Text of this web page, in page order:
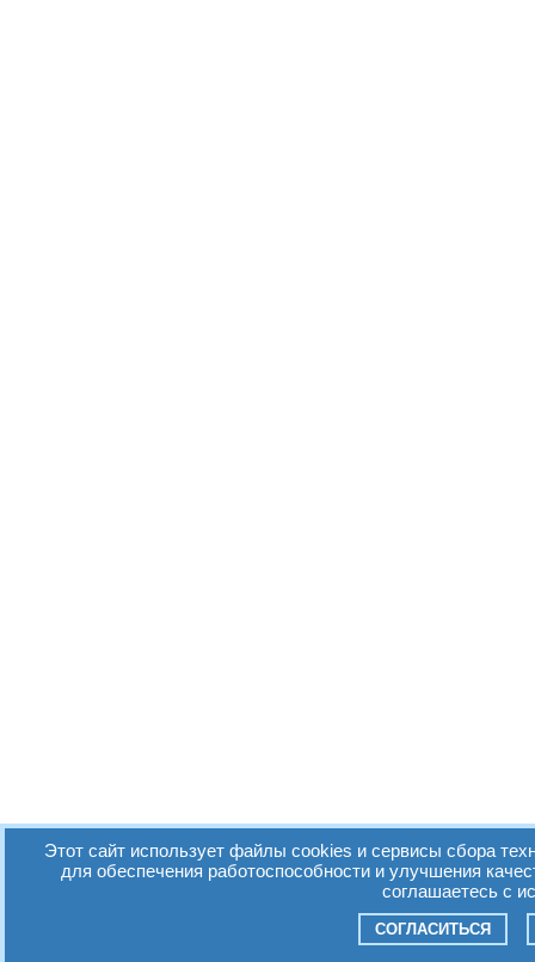
Этот сайт использует файлы cookies и сервисы сбора
для обеспечения работоспособности и улучшения
соглашаетесь с
СОГЛАСИТЬСЯ